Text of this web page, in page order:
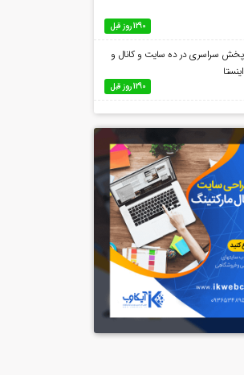
1290 روز قبل
پخش سراسری در ده سایت و کانال و
اینستا
1290 روز قبل